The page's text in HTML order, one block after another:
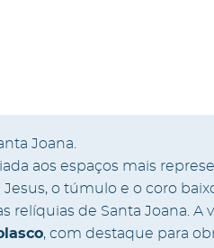
Joana.
aos espaços mais
o túmulo e o coro
relíquias de Santa Joana. A
, com destaque para